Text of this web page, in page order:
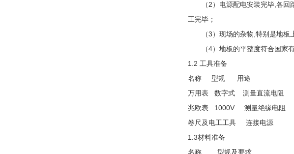
（2）电源配电安装完毕,各回路
工完毕；
（3）现场的杂物,特别是地板上
（4）地板的平整度符合国家有
1.2 工具准备
名称 型规 用途
万用表 数字式 测量直流电阻
兆欧表 1000V 测量绝缘电阻
卷尺及电工工具 连接电源
1.3材料准备
名称 型规及要求